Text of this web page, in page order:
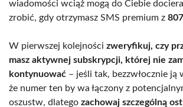
wiadomości wciąż mogą do Ciebie
zrobić, gdy otrzymasz SMS premium z
W pierwszej kolejności zweryfikuj, czy
masz aktywnej subskrypcji, której nie
kontynuować – jeśli tak, bezzwłocznie ją
że numer ten by wa łączony z
oszustw, dlatego zachowaj szczególną